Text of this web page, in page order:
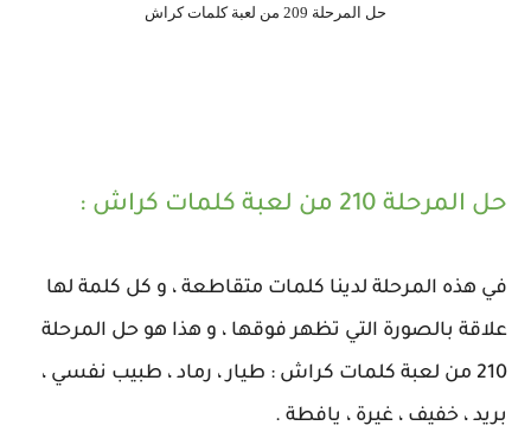
حل المرحلة 209 من لعبة كلمات كراش
حل المرحلة 210 من لعبة كلمات كراش :
في هذه المرحلة لدينا كلمات متقاطعة ، و كل كلمة لها
علاقة بالصورة التي تظهر فوقها ، و هذا هو حل المرحلة
210 من لعبة كلمات كراش : طيار ، رماد ، طبيب نفسي ،
بريد ، خفيف ، غيرة ، يافطة .